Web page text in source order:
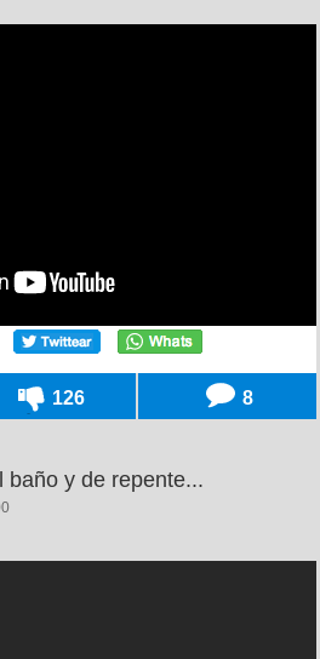
126 8
baño y de repente...